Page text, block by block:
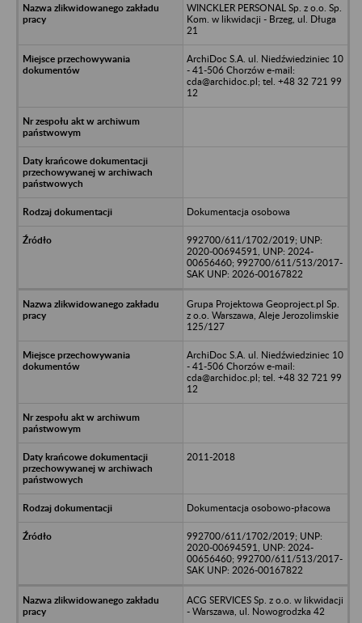
WINCKLER PERSONAL Sp. z o.o. Sp.
Kom. w likwidacji - Brzeg, ul. Długa
21
ArchiDoc S.A. ul. Niedźwiedziniec 10
- 41-506 Chorzów e-mail:
cda@archidoc.pl; tel. +48 32 721 99
12
Dokumentacja osobowa
992700/611/1702/2019; UNP:
2020-00694591, UNP: 2024-
00656460; 992700/611/513/2017-
SAK UNP: 2026-00167822
Grupa Projektowa Geoproject.pl Sp.
z o.o. Warszawa, Aleje Jerozolimskie
125/127
ArchiDoc S.A. ul. Niedźwiedziniec 10
- 41-506 Chorzów e-mail:
cda@archidoc.pl; tel. +48 32 721 99
12
2011-2018
Dokumentacja osobowo-płacowa
992700/611/1702/2019; UNP:
2020-00694591, UNP: 2024-
00656460; 992700/611/513/2017-
SAK UNP: 2026-00167822
ACG SERVICES Sp. z o.o. w likwidacji
- Warszawa, ul. Nowogrodzka 42